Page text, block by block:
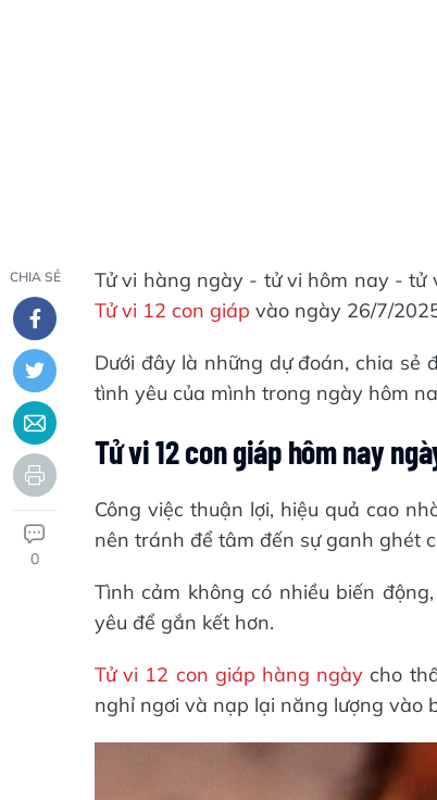
CHIA SẺ
0
Tử vi hàng ngày - tử vi hôm nay -
Tử vi 12 con giáp vào ngày 26/7/
Dưới đây là những dự đoán, chia sẻ
tình yêu của mình trong ngày hôm
Tử vi 12 con giáp hôm nay
Công việc thuận lợi, hiệu quả cao
nên tránh để tâm đến sự ganh ghét
Tình cảm không có nhiều biến
yêu để gắn kết hơn.
Tử vi 12 con giáp hàng ngày cho
nghỉ ngơi và nạp lại năng lượng vào